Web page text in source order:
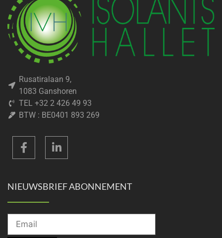
Rusatiralaan 9,
1083 Ganshoren
TEL +32 2 426 49 93
BTW : BE0401 893 269
NIEUWSBRIEF ABONNEMENT